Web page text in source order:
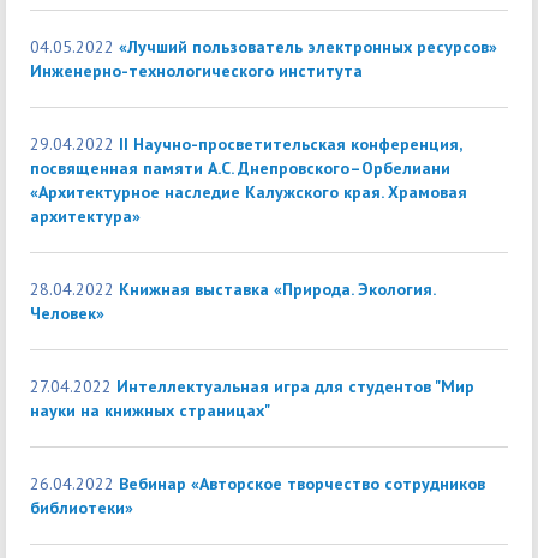
04.05.2022 «Лучший пользователь электронных ресурсов»
Инженерно-технологического института
29.04.2022 II Научно-просветительская конференция,
посвященная памяти А.С. Днепровского–Орбелиани
«Архитектурное наследие Калужского края. Храмовая
архитектура»
28.04.2022 Книжная выставка «Природа. Экология.
Человек»
27.04.2022 Интеллектуальная игра для студентов "Мир
науки на книжных страницах"
26.04.2022 Вебинар «Авторское творчество сотрудников
библиотеки»